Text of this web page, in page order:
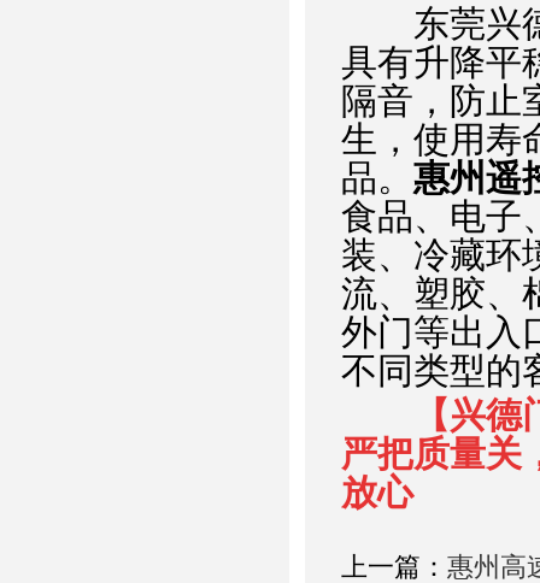
东莞兴德
具有升降平
隔音，防止
生，使用寿
品。 惠州遥
食品、电子
装、冷藏环
流、塑胶、
外门等出入
不同类型的
【兴
严把质量关
放心
上一篇： 惠州高